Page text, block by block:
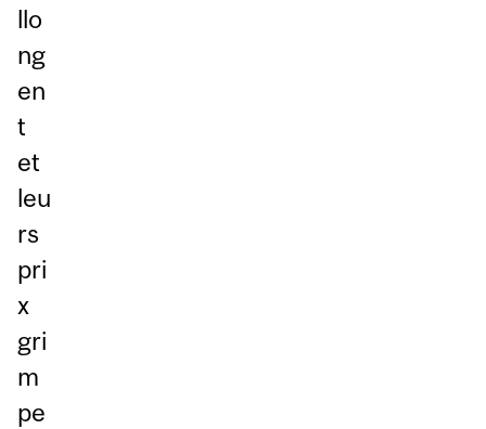
llo
ng
en
t
et
leu
rs
pri
x
gri
m
pe